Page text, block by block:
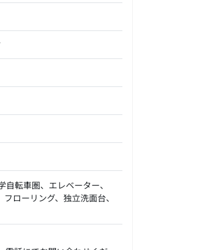
転車圏、エレベーター、
ローリング、独立洗面台、